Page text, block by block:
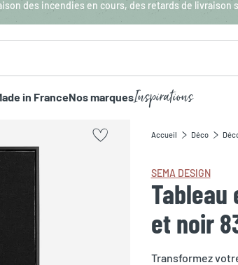
des incendies en cours, des retards de livraison
in FranceNos marquesInspirations
Accueil Déco
SEMA DESIGN
et noir
Transformez